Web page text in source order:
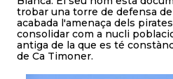
trobar una torre de defensa de
acabada l'amenaça dels
consolidar com a nucli
antiga de la que es té
de Ca Timoner.